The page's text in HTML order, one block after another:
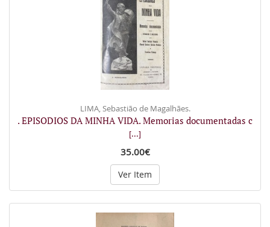
LIMA, Sebastião de Magalhães.
. EPISODIOS DA MINHA VIDA. Memorias documentadas c
[...]
35.00€
Ver Item